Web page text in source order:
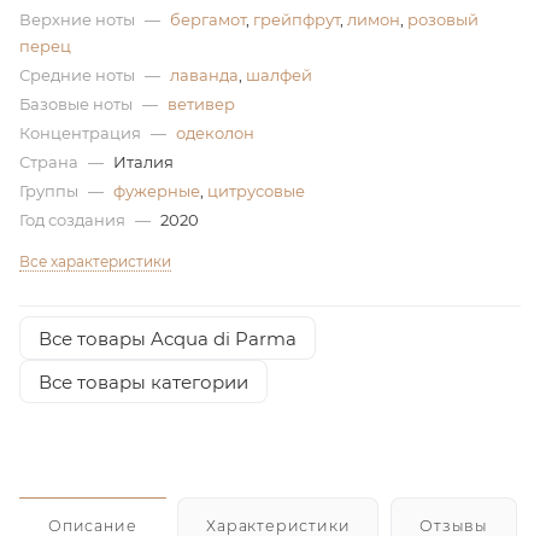
Верхние ноты — бергамот, грейпфрут, лимон розовый
перец
Средние ноты — лаванда шалфей
Базовые ноты — ветивер
Концентрация — одеколон
Страна — Италия
Группы — фужерные цитрусовые
Год создания — 2020
Все характеристики
Все товары Acqua di Parma
Все товары категории
Описание Характеристики Отзывы